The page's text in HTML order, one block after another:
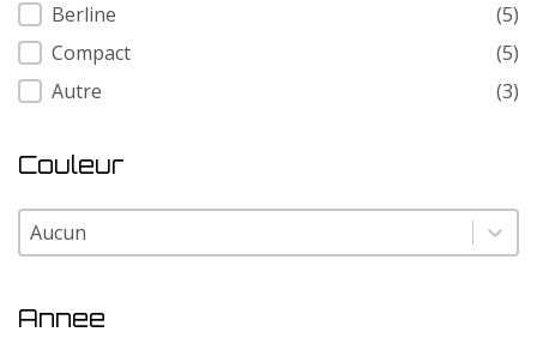
Berline
(5)
Compact
(5)
Autre
(3)
Couleur
Couleur
Couleur
Annee